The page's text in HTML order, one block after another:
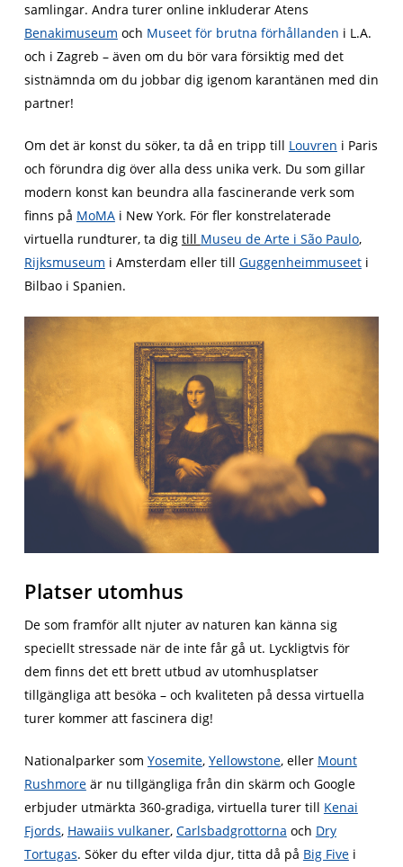
samlingar. Andra turer online inkluderar Atens
Benakimuseum och Museet för brutna förhållanden i L.A.
och i Zagreb – även om du bör vara försiktig med det
sistnämnda om du jobbar dig igenom karantänen med din
partner!
Om det är konst du söker, ta då en tripp till Louvren i Paris
och förundra dig över alla dess unika verk. Du som gillar
modern konst kan beundra alla fascinerande verk som
finns på MoMAi New York. För fler konstrelaterade
virtuella rundturer, ta dig till Museu de Arte i São Paulo,
Rijksmuseum i Amsterdam eller till Guggenheimmuseeti
Bilbao i Spanien.
Platser utomhus
De som framför allt njuter av naturen kan känna sig
speciellt stressade när de inte får gå ut. Lyckligtvis för
dem finns det ett brett utbud av utomhusplatser
tillgängliga att besöka – och kvaliteten på dessa virtuella
turer kommer att fascinera dig!
Nationalparker som Yosemite, Yellowstone, eller Mount
Rushmoreär nu tillgängliga från din skärm och Google
erbjuder utmärkta 360-gradiga, virtuella turer till Kenai
Fjords, Hawaiis vulkaner, Carlsbadgrottorna och Dry
Tortugas. Söker du efter vilda djur, titta då på Big Fivei